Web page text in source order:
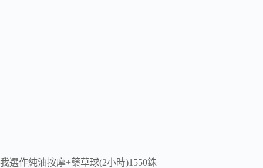
我選作純油按摩+藥草球(2小時)1550銖